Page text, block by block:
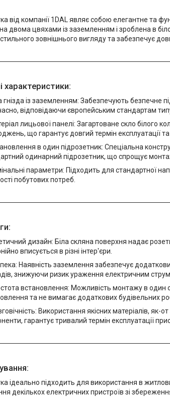
від компанії 1DAL являє собою елегантне та
двома цвяхами із заземленням і зроблена в
зовнішнього вигляду та забезпечує
характеристики:
із заземленням: Забезпечують безпечне
відповідаючи європейським стандартам
лицьової панелі: Загартоване скло білого
що гарантує довгий термін експлуатації
в один підрозетник: Спеціальна
одинарний підрозетник, що спрощує
параметри: Підходить для стандартної
побутових потреб.
дизайн: Біла скляна поверхня надає
вписується в різні інтер'єри.
Наявність заземлення забезпечує
знижуючи ризик ураження електричним
встановлення: Можливість монтажу в один
та не вимагає додаткових будівельних
Використання якісних матеріалів, як-
гарантує тривалий термін експлуатації
ідеально підходить для використання в
декількох електричних пристроїв зі